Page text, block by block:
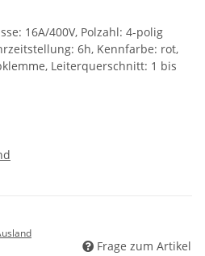
16A/400V, Polzahl: 4-polig
6h, Kennfarbe: rot,
Leiterquerschnitt: 1 bis
Frage zum Artikel